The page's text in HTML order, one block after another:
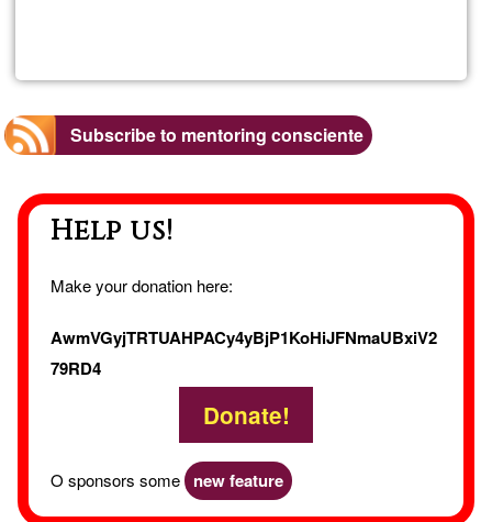
7
Subscribe to mentoring consciente
Help us!
Make your donation here:
AwmVGyjTRTUAHPACy4yBjP1KoHiJFNmaUBxiV2
79RD4
Donate!
O sponsors some new feature